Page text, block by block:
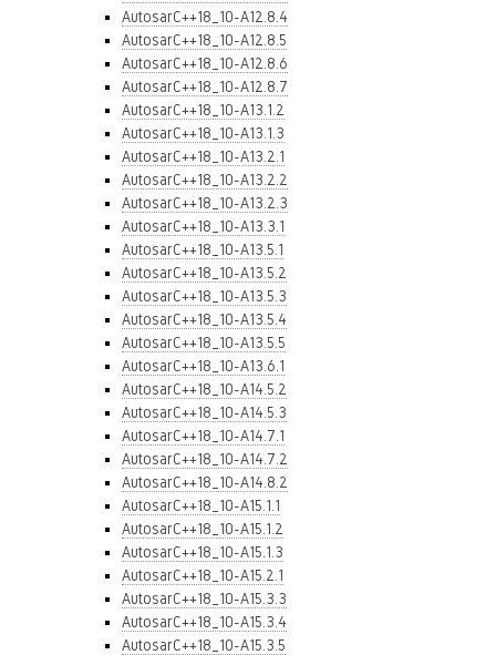
AutosarC++18_10-A12.8.4
AutosarC++18_10-A12.8.5
AutosarC++18_10-A12.8.6
AutosarC++18_10-A12.8.7
AutosarC++18_10-A13.1.2
AutosarC++18_10-A13.1.3
AutosarC++18_10-A13.2.1
AutosarC++18_10-A13.2.2
AutosarC++18_10-A13.2.3
AutosarC++18_10-A13.3.1
AutosarC++18_10-A13.5.1
AutosarC++18_10-A13.5.2
AutosarC++18_10-A13.5.3
AutosarC++18_10-A13.5.4
AutosarC++18_10-A13.5.5
AutosarC++18_10-A13.6.1
AutosarC++18_10-A14.5.2
AutosarC++18_10-A14.5.3
AutosarC++18_10-A14.7.1
AutosarC++18_10-A14.7.2
AutosarC++18_10-A14.8.2
AutosarC++18_10-A15.1.1
AutosarC++18_10-A15.1.2
AutosarC++18_10-A15.1.3
AutosarC++18_10-A15.2.1
AutosarC++18_10-A15.3.3
AutosarC++18_10-A15.3.4
AutosarC++18_10-A15.3.5